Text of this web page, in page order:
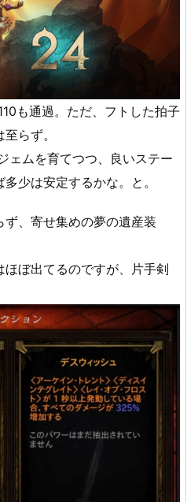
も通過。ただ、フトした拍子
らず。
ェムを育てつつ、良いステー
少は安定するかな。と。
、寄せ集めの夢の遺産装
ぼ出てるのですが、片手剣